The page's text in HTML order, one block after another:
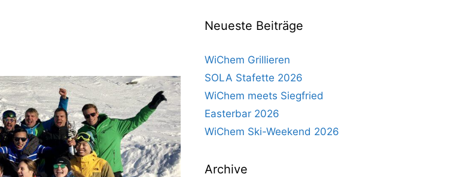
Neueste Beiträge
WiChem Grillieren
SOLA Stafette 2026
WiChem meets Siegfried
Easterbar 2026
WiChem Ski-Weekend 2026
Archive